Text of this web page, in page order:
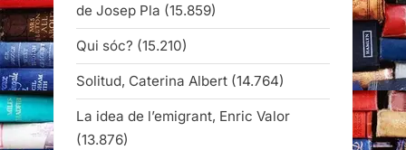
de Josep Pla (15.859)
Qui sóc? (15.210)
Solitud, Caterina Albert (14.764)
La idea de l’emigrant, Enric Valor
(13.876)